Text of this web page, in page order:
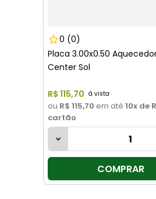
0 (0)
Placa 3.00x0.50
Center Sol
R$ 115,70
ou R$ 115,70 em até 10x de
cartão
COMPRAR